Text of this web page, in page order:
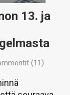
13. ja
(11)